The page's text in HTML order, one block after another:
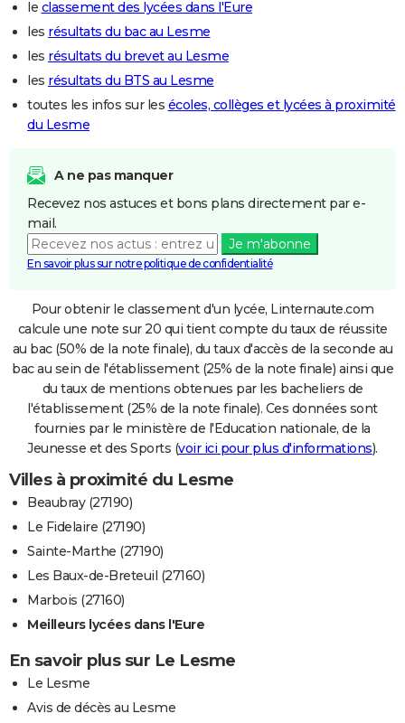
le classement des lycées dans l'Eure
les résultats du bac au Lesme
les résultats du brevet au Lesme
les résultats du BTS au Lesme
toutes les infos sur les écoles, collèges et lycées à proximité
du Lesme
A ne pas manquer
Recevez nos astuces et bons plans directement par e-
mail.
Je m'abonne
En savoir plus sur notre politique de confidentialité
Pour obtenir le classement d'un lycée, Linternaute.com
calcule une note sur 20 qui tient compte du taux de réussite
au bac (50% de la note finale), du taux d'accès de la seconde au
bac au sein de l'établissement (25% de la note finale) ainsi que
du taux de mentions obtenues par les bacheliers de
l'établissement (25% de la note finale). Ces données sont
fournies par le ministère de l'Education nationale, de la
Jeunesse et des Sports (voir ici pour plus d'informations).
Villes à proximité du Lesme
Beaubray (27190)
Le Fidelaire (27190)
Sainte-Marthe (27190)
Les Baux-de-Breteuil (27160)
Marbois (27160)
Meilleurs lycées dans l'Eure
En savoir plus sur Le Lesme
Le Lesme
Avis de décès au Lesme